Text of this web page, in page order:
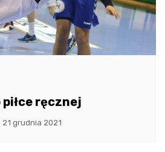
ręcznej
21 grudnia 2021